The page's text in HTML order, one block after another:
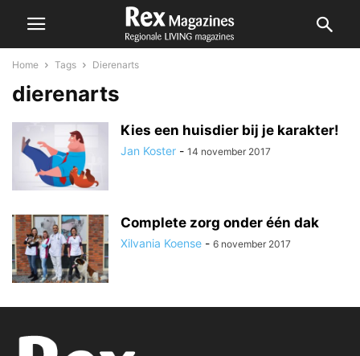
Home Tags Dierenarts
dierenarts
Kies een huisdier bij je karakter!
Jan Koster - 14 november 2017
Complete zorg onder één dak
Xilvania Koense - 6 november 2017